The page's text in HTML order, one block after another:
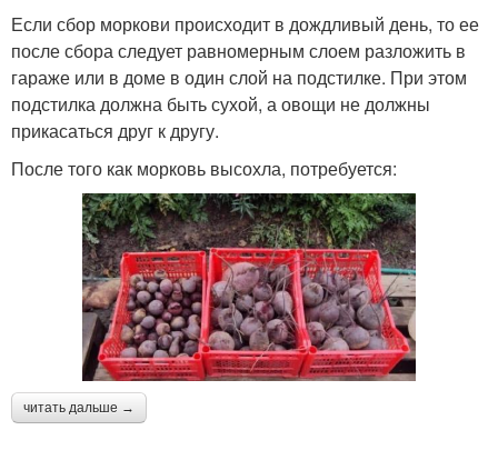
Если сбор моркови происходит в дождливый день, то ее
после сбора следует равномерным слоем разложить в
гараже или в доме в один слой на подстилке. При этом
подстилка должна быть сухой, а овощи не должны
прикасаться друг к другу.
После того как морковь высохла, потребуется:
читать дальше →